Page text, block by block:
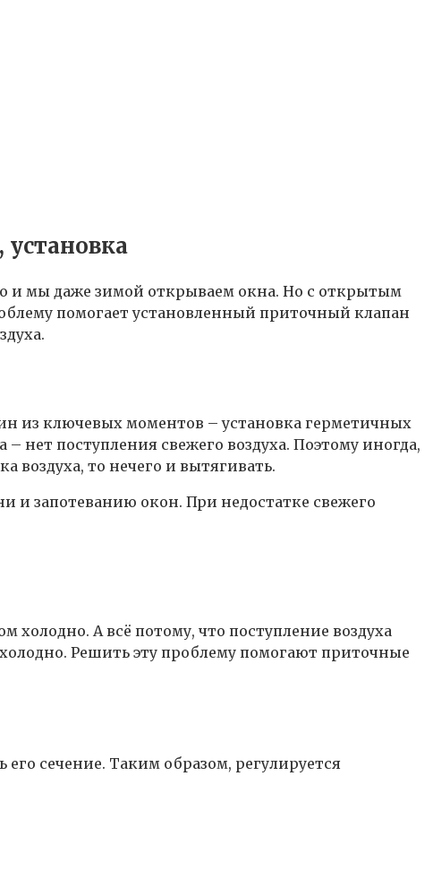
и мы даже зимой открываем окна. Но с открытым
помогает установленный приточный клапан
из ключевых моментов – установка герметичных
нет поступления свежего воздуха. Поэтому иногда,
воздуха, то нечего и вытягивать.
и запотеванию окон. При недостатке свежего
А всё потому, что поступление воздуха
Решить эту проблему помогают приточные
сечение. Таким образом, регулируется